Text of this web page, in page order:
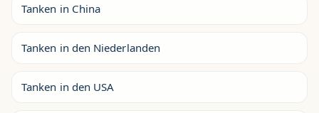
Tanken in China
Tanken in den Niederlanden
Tanken in den USA